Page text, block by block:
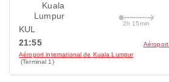
Kuala
Lumpur
KUL
21:55
Aéroport international de Kuala Lumpur
(Terminal 1)
2h 15min